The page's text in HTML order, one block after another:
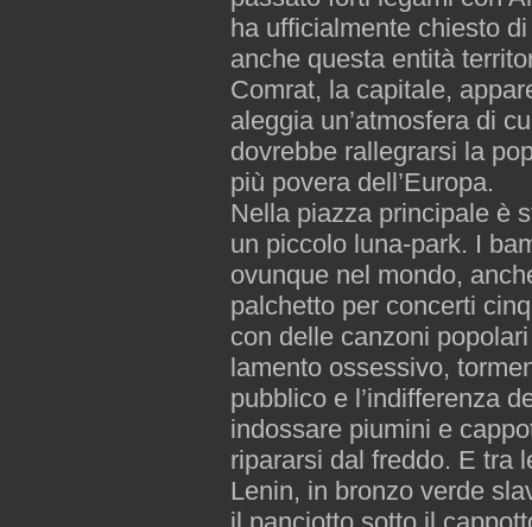
ha ufficialmente chiesto
anche questa entità
Comrat, la capitale,
aleggia un’atmosfera di
dovrebbe rallegrarsi la
più povera dell’Europa.
Nella piazza principale è
un piccolo luna-park. I
ovunque nel mondo,
palchetto per concerti
con delle canzoni
lamento ossessivo,
pubblico e l’indifferenza
indossare piumini e
ripararsi dal freddo. E tra
Lenin, in bronzo verde